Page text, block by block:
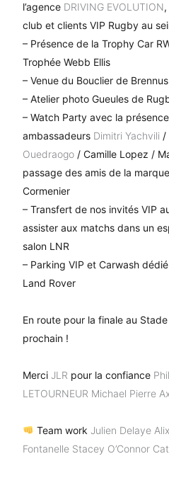
l’agence DRIVING EVOLUTION
club et clients VIP Rugby au
– Présence de la Trophy Car
Trophée Webb Ellis
– Venue du Bouclier de Brennus
– Atelier photo Gueules de
– Watch Party avec la
ambassadeurs Dimitri Yachvili /
Ouedraogo / Camille Lopez /
passage des amis de la
Cormenier
– Transfert de nos invités VIP
assister aux matchs dans un
salon LNR
– Parking VIP et Carwash
Land Rover
En route pour la finale au
prochain !
MerciJLR pour la confiance
LETOURNEUR Michael Pierre
Team workJulien Delaye
Fontanelle Stacey O’Connor